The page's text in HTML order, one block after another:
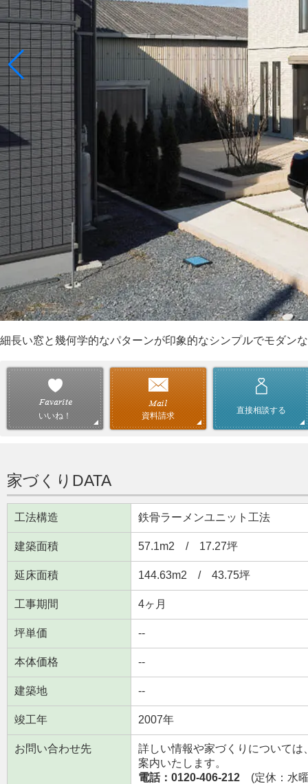
細長い窓と幾何学的なパターンが印象的なシンプルでモダン
いいね！ 資料請求
直接相談する
家づくりDATA
工法構造 鉄骨ラーメンユニット工法
建築面積 57.1m2 / 17.27坪
延床面積 144.63m2 / 43.75坪
工事期間 4ヶ月
坪単価 --
本体価格 --
建築地 --
竣工年 2007年
お問い合わせ先
詳しい情報や家づくりについて
案内いたします。
電話：0120-406-212 (定休：水